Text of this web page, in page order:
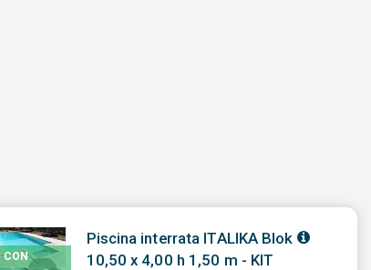
CON
Piscina interrata ITALIKA Blok
10,50 x 4,00 h 1,50 m - KIT